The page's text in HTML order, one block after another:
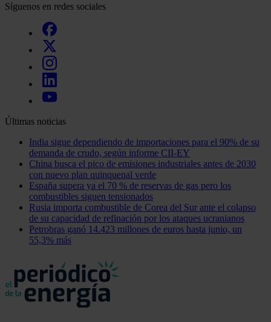
Síguenos en redes sociales
Últimas noticias
India sigue dependiendo de importaciones para el 90% de su
demanda de crudo, según informe CII-EY
China busca el pico de emisiones industriales antes de 2030
con nuevo plan quinquenal verde
España supera ya el 70 % de reservas de gas pero los
combustibles siguen tensionados
Rusia importa combustible de Corea del Sur ante el colapso
de su capacidad de refinación por los ataques ucranianos
Petrobras ganó 14.423 millones de euros hasta junio, un
55,3% más